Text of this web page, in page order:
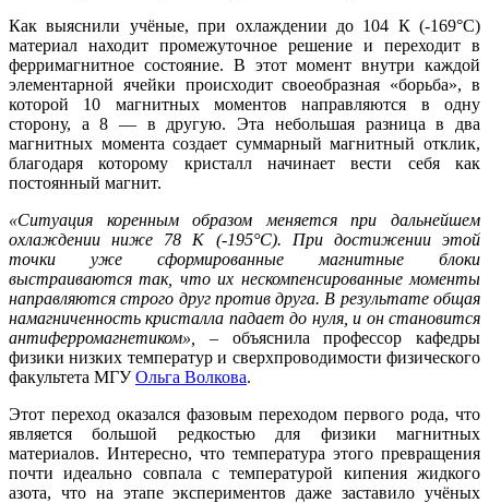
Как выяснили учёные, при охлаждении до 104 К (-169°C)
материал находит промежуточное решение и переходит в
ферримагнитное состояние. В этот момент внутри каждой
элементарной ячейки происходит своеобразная «борьба», в
которой 10 магнитных моментов направляются в одну
сторону, а 8 — в другую. Эта небольшая разница в два
магнитных момента создает суммарный магнитный отклик,
благодаря которому кристалл начинает вести себя как
постоянный магнит.
«Ситуация коренным образом меняется при дальнейшем
охлаждении ниже 78 К (-195°C). При достижении этой
точки уже сформированные магнитные блоки
выстраиваются так, что их нескомпенсированные моменты
направляются строго друг против друга. В результате общая
намагниченность кристалла падает до нуля, и он становится
антиферромагнетиком», – объяснила профессор кафедры
физики низких температур и сверхпроводимости физического
факультета МГУОльга Волкова.
Этот переход оказался фазовым переходом первого рода, что
является большой редкостью для физики магнитных
материалов. Интересно, что температура этого превращения
почти идеально совпала с температурой кипения жидкого
азота, что на этапе экспериментов даже заставило учёных